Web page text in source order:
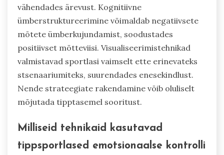
vähendades ärevust. Kognitiivne
ümberstruktureerimine võimaldab negatiivsete
mõtete ümberkujundamist, soodustades
positiivset mõtteviisi. Visualiseerimistehnikad
valmistavad sportlasi vaimselt ette erinevateks
stsenaariumiteks, suurendades enesekindlust.
Nende strateegiate rakendamine võib oluliselt
mõjutada tipptasemel sooritust.
Milliseid tehnikaid kasutavad
tippsportlased emotsionaalse kontrolli